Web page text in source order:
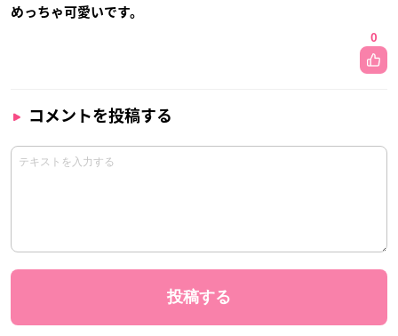
めっちゃ可愛いです。
0
コメントを投稿する